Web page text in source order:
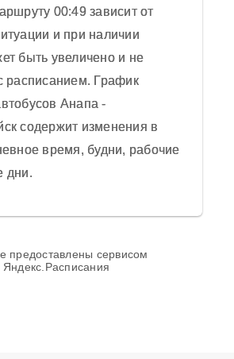
00:49 зависит от
и при наличии
быть увеличено и не
расписанием. График
Анапа -
содержит изменения в
время, будни, рабочие
дни.
пассажиров автобуса 0
0 отзывов на 2025
предоставлены сервисом
Яндекс.Расписания